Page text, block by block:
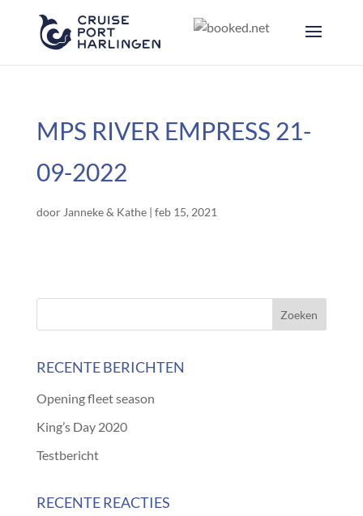
MPS RIVER EMPRESS 21-
09-2022
door Janneke & Kathe| feb 15, 2021
RECENTE BERICHTEN
Opening fleet season
King’s Day 2020
Testbericht
RECENTE REACTIES